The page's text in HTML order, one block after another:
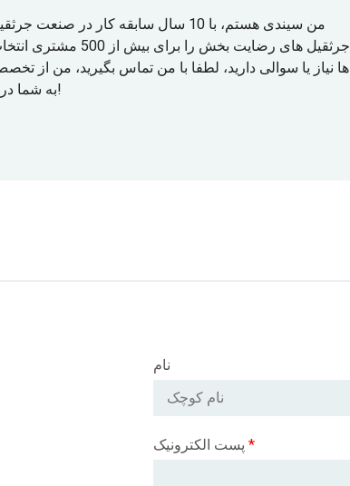
من سیندی هستم، با 10 سال سابقه کار
جرثقیل های رضایت بخش
ها نیاز یا سوالی دارید، لطفا با من تماس بگیرید، من از
به شما در حل مشکل استفاده خواهم کرد!
نام
*